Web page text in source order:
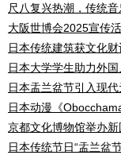
尺八复兴热潮，传统
大阪世博会2025宣传
日本传统建筑获文化
日本大学学生助力外
日本盂兰盆节引入现
日本动漫《
京都文化博物馆举办
日本传统节日“盂兰盆